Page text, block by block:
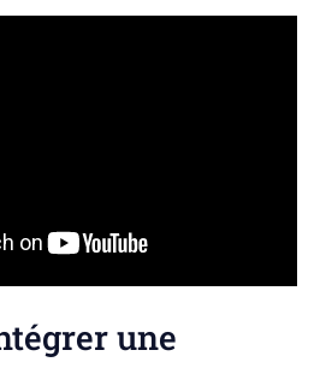
une